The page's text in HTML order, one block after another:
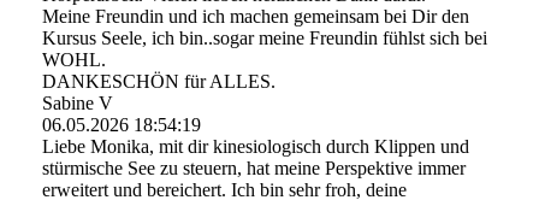
Meine Freundin und ich machen gemeinsam bei Dir den
Kursus Seele, ich bin..sogar meine Freundin fühlst sich bei
WOHL.
DANKESCHÖN für ALLES.
Sabine V
06.05.2026 18:54:19
Liebe Monika, mit dir kinesiologisch durch Klippen und
stürmische See zu steuern, hat meine Perspektive immer
erweitert und bereichert. Ich bin sehr froh, deine